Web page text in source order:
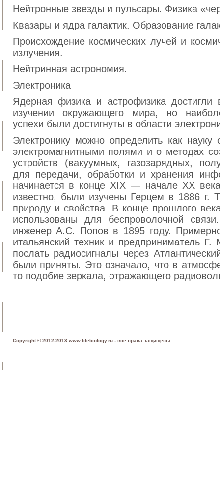
Нейтронные звезды и пульсары. Физика
Квазары и ядра галактик. Образование
Происхождение космических лучей и
излучения.
Нейтринная астрономия.
Электроника
Ядерная физика и астрофизика
изучении окружающего мира, но
успехи были достигнуты в области
Электронику можно определить как науку
электромагнитными полями и о методах
устройств (вакуумных, газозарядных,
для передачи, обработки и хранения
начинается в конце XIX — начале XX
известно, были изучены Герцем в 1886 г.
природу и свойства. В конце прошлого
использованы для беспроволочной
инженер А.С. Попов в 1895 году.
итальянский техник и предприниматель
послать радиосигналы через
были приняты. Это означало, что в
то подобие зеркала, отражающего
Copyright © 2012-2013 www.lifebiology.ru - все права защищены